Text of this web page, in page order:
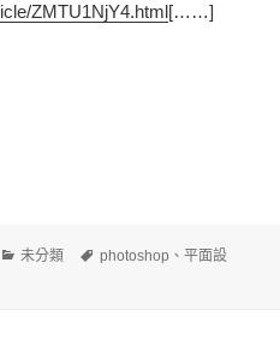
ZMTU1NjY4.html[……]
分
未分類
標
photoshop 、平面設
網站〉